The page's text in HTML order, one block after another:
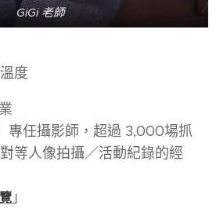
GiGi 老師
度
專任攝影師，超過 3,000場抓
等人像拍攝／活動紀錄的經
」